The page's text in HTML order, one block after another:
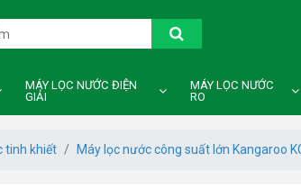
MÁY LỌC NƯỚC ĐIỆN
GIẢI
MÁY LỌC NƯỚC
RO
tinh khiết Máy lọc nước công suất lớn Kangaroo